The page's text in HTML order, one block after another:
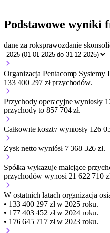
Podstawowe wyniki
dane za roksprawozdanie
Organizacja Pentacomp Systemy
133 400 297 zł przychodów.
Przychody operacyjne wyniosły
przychody to 857 704 zł.
Całkowite koszty wyniosły 126
Zysk netto wyniósł 7 368 326 zł.
Spółka wykazuje malejące
przychodów wynosi 21 622 710
W ostatnich latach organizacja
• 133 400 297 zł w 2025 roku.
• 177 403 452 zł w 2024 roku.
• 176 645 717 zł w 2023 roku.